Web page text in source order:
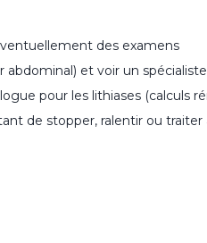
des examens
et voir un
pour les lithiases (calculs
de stopper, ralentir ou traiter